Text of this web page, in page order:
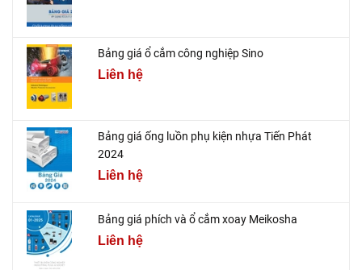
Bảng giá ổ cắm công nghiệp Sino
Liên hệ
Bảng giá ống luồn phụ kiện nhựa Tiến Phát
2024
Liên hệ
Bảng giá phích và ổ cắm xoay Meikosha
Liên hệ